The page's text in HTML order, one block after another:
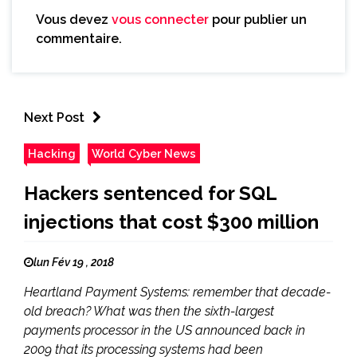
Vous devez vous connecter pour publier un
commentaire.
Next Post
Hacking World Cyber News
Hackers sentenced for SQL
injections that cost $300 million
lun Fév 19 , 2018
Heartland Payment Systems: remember that decade-
old breach? What was then the sixth-largest
payments processor in the US announced back in
2009 that its processing systems had been